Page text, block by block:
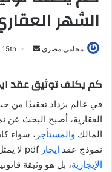
الشهر
محامي مصري
أرسل 15th يونيو 2025
كم يكلف توثيق عقد
في عالم يزداد تعقيدًا من
العقارية، أصبح البحث عن
المالك والمستأجر ، سواء
نموذج عقد ايجار pdf لا يمثل فقط مستندًا يربط بين طرفي العلاقة
الإيجارية، بل هو وثيقة